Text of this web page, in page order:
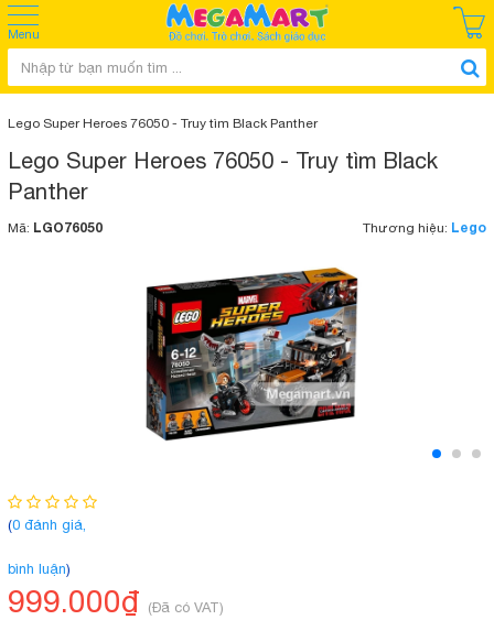
Menu
Lego Super Heroes 76050 - Truy tìm Black Panther
Lego Super Heroes 76050 - Truy tìm Black
Panther
Mã: LGO76050 Thương hiệu: Lego
(0 đánh giá,
bình luận)
999.000₫ (Đã có VAT)